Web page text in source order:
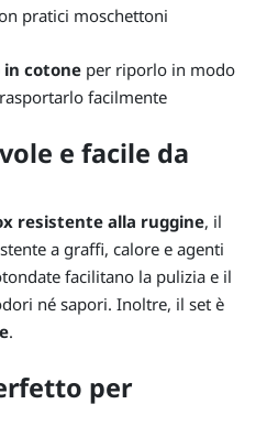
pratici moschettoni
in cotone per riporlo in modo
facilmente
e facile da
resistente alla ruggine, il
a graffi, calore e agenti
facilitano la pulizia e il
né sapori. Inoltre, il set è
.
per